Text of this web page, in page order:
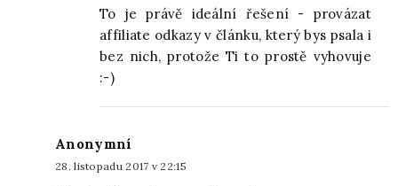
To je právě ideální řešení - provázat
affiliate odkazy v článku, který bys psala i
bez nich, protože Ti to prostě vyhovuje
:-)
Anonymní
28. listopadu 2017 v 22:15